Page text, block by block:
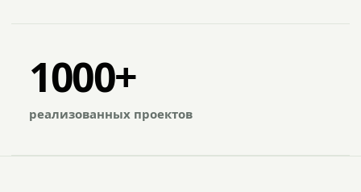
1000+
реализованных проектов